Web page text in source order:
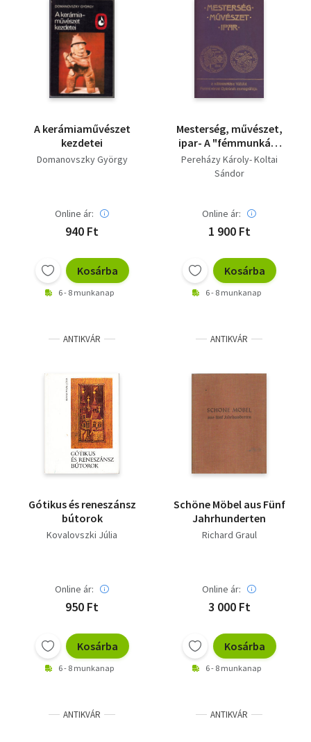
A kerámiaművészet
kezdetei
Domanovszky György
Online ár:
940 Ft
Kosárba
6 - 8 munkanap
Mesterség, művészet,
ipar- A "fémmunkás"
Vállalat Ferencvárosi
...
Pereházy Károly- Koltai
Sándor
Online ár:
1 900 Ft
Kosárba
6 - 8 munkanap
ANTIKVÁR
Gótikus és reneszánsz
bútorok
Kovalovszki Júlia
Online ár:
950 Ft
Kosárba
6 - 8 munkanap
ANTIKVÁR
Schöne Möbel aus Fünf
Jahrhunderten
Richard Graul
Online ár:
3 000 Ft
Kosárba
6 - 8 munkanap
ANTIKVÁR ANTIKVÁR